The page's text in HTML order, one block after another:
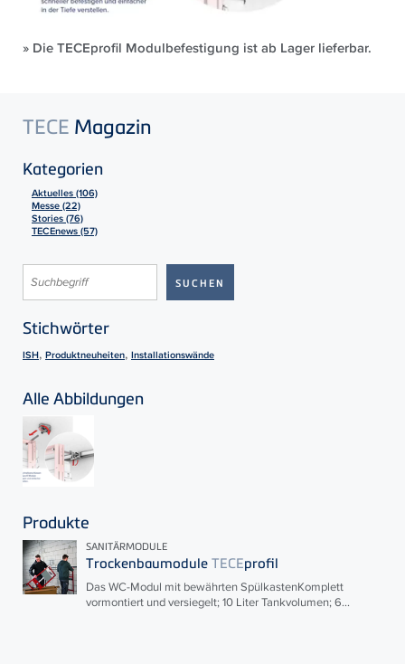
» Die TECEprofil Modulbefestigung ist ab Lager lieferbar.
TECE Magazin
Kategorien
Aktuelles (106)
Messe (22)
Stories (76)
TECEnews (57)
Stichwörter
ISH, Produktneuheiten, Installationswände
Alle Abbildungen
Produkte
SANITÄRMODULE
Trockenbaumodule TECEprofil
Das WC-Modul mit bewährten SpülkastenKomplett
vormontiert und versiegelt; 10 Liter Tankvolumen; 6...